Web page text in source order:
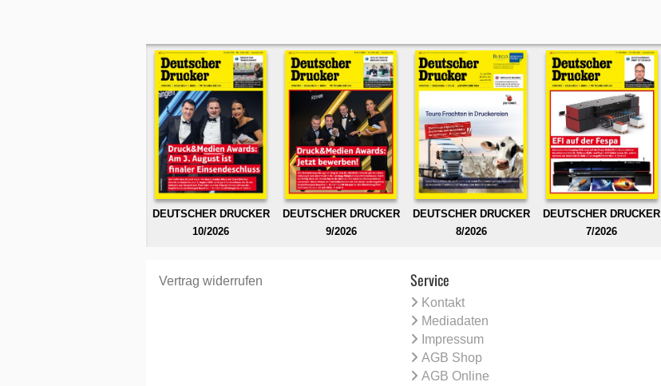
DEUTSCHER DRUCKER
10/2026
DEUTSCHER DRUCKER
9/2026
DEUTSCHER DRUCKER
8/2026
DEUTSCHER DRUCKER
7/2026
Vertrag widerrufen Service
Kontakt
Mediadaten
Impressum
AGB Shop
AGB Online